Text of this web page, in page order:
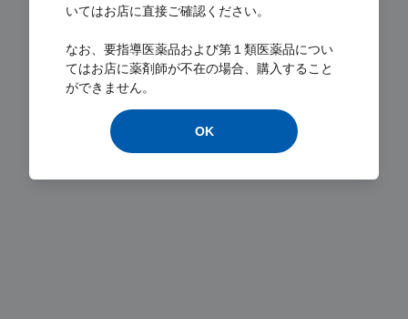
Loading...
いてはお店に直接ご確認ください。
なお、要指導医薬品および第１類医薬品につい
てはお店に薬剤師が不在の場合、購入すること
ができません。
OK